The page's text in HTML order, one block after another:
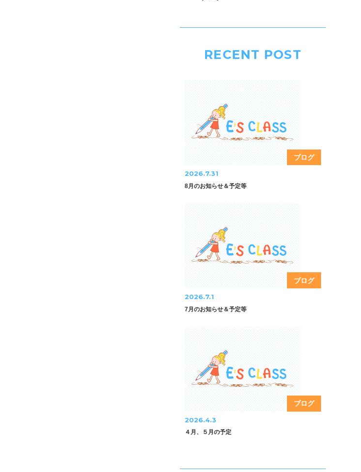
RECENT POST
ブログ
2026.7.31
8月のお知らせ＆予定等
ブログ
2026.7.1
7月のお知らせ＆予定等
ブログ
2026.4.3
４月、５月の予定